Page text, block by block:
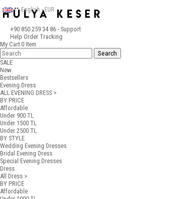
+90 850 259 34 86 - Support
Help Order Tracking
English - EUR
My Cart 0 Item
SALE
New
Bestsellers
Evening Dress
ALL EVENING DRESS >
BY PRICE
Affordable
Under 900 TL
Under 1500 TL
Under 2500 TL
BY STYLE
Wedding Evening Dresses
Bridal Evening Dress
Special Evening Dresses
Dress
All Dress >
BY PRICE
Affordable